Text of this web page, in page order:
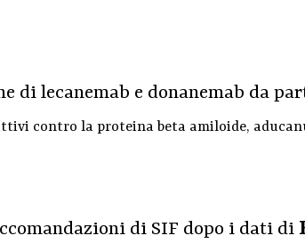
di lecanemab e donanemab da
contro la proteina beta amiloide,
di SIF dopo i dati di